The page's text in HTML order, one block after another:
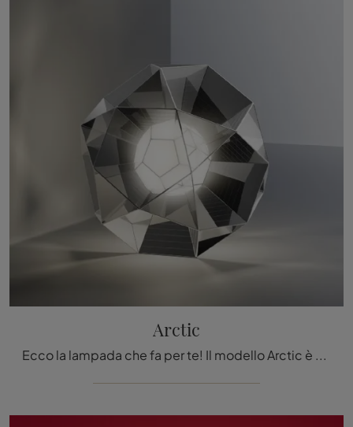
Arctic
Ecco la lampada che fa per te! Il modello Arctic è una delle nostre lampade da tavolo di Artemide.